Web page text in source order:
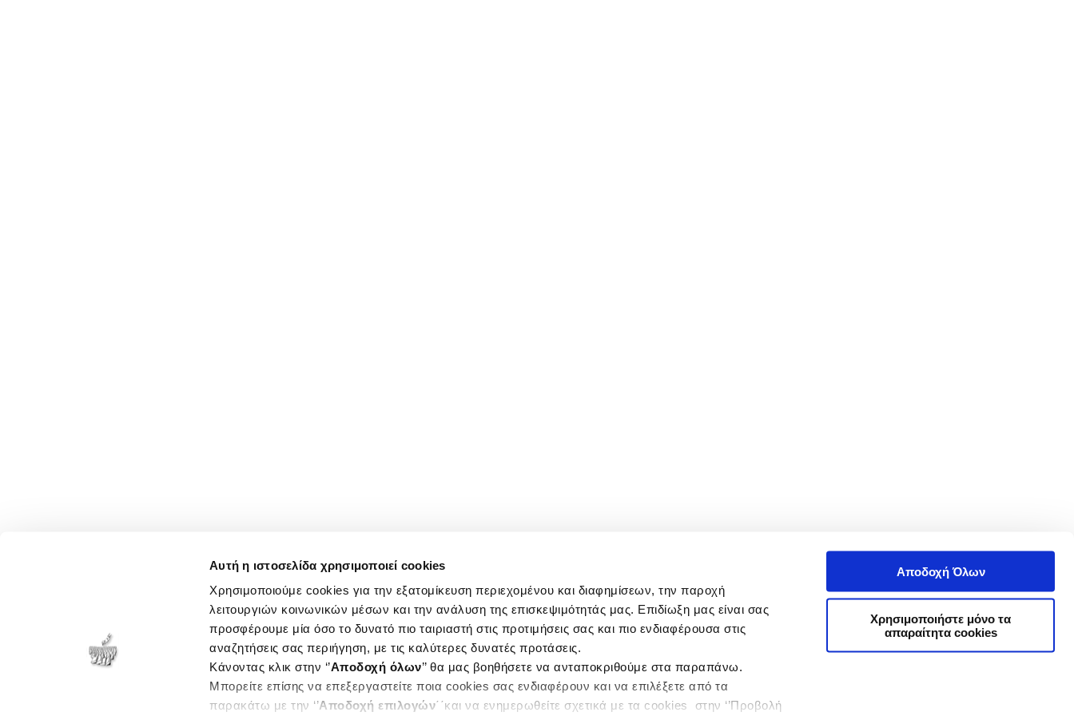
Αυτή η ιστοσελίδα χρησιμοποιεί cookies
Χρησιμοποιούμε cookies για την εξατομίκευση περιεχομένου και διαφημίσεων, την παροχή
λειτουργιών κοινωνικών μέσων και την ανάλυση της επισκεψιμότητάς μας. Επιδίωξη μας είναι σας
προσφέρουμε μία όσο το δυνατό πιο ταιριαστή στις προτιμήσεις σας και πιο ενδιαφέρουσα στις
αναζητήσεις σας περιήγηση, με τις καλύτερες δυνατές προτάσεις.
Κάνοντας κλικ στην ‘’Αποδοχή όλων’’ θα μας βοηθήσετε να ανταποκριθούμε στα παραπάνω.
Μπορείτε επίσης να επεξεργαστείτε ποια cookies σας ενδιαφέρουν και να επιλέξετε από τα
παρακάτω με την ‘’Αποδοχή επιλογών΄΄και να ενημερωθείτε σχετικά με τα cookies στην ‘’Προβολή
Αποδοχή Όλων
Χρησιμοποιήστε μόνο τα
απαραίτητα cookies